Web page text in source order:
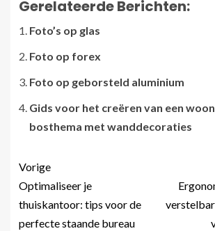
Gerelateerde Berichten:
Foto’s op glas
Foto op forex
Foto op geborsteld aluminium
Gids voor het creëren van een
bosthema met wanddecoraties
Vorige
Optimaliseer je
thuiskantoor: tips voor de
perfecte staande bureau